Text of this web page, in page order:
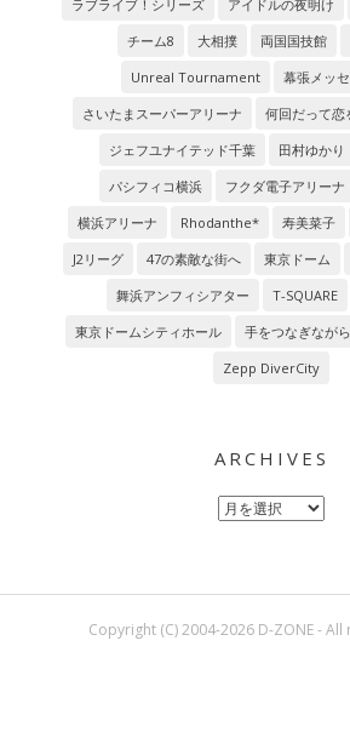
ラブライブ！シリーズ
アイドルの夜明け
チーム8
大相撲 両国国技館
Unreal Tournament
幕張メッセ
さいたまスーパーアリーナ
何回だって恋
ジェフユナイテッド千葉
田村ゆかり
パシフィコ横浜
フクダ電子アリーナ
横浜アリーナ
Rhodanthe* 寿美菜子
J2リーグ
47の素敵な街へ 東京ドーム
舞浜アンフィシアター
T-SQUARE
東京ドームシティホール
手をつなぎながら
Zepp DiverCity
ARCHIVES
Archives
Copyright (C) 2004-2026 D-ZONE -